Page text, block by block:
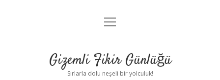
Anasayfa
Yasal Uyarı
menüyü
Gizemli Fikir Günlüğü
Sırlarla dolu neşeli bir yolculuk!